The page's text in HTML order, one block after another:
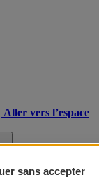
Aller vers l’espace
sans accepter